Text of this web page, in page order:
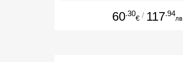
60.30
€ / 117.94
лв.